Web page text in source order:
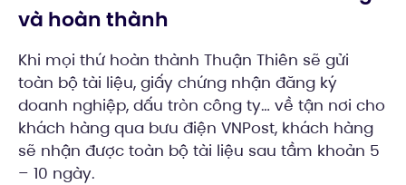
và hoàn thành
Khi mọi thứ hoàn thành Thuận Thiên sẽ gửi
toàn bộ tài liệu, giấy chứng nhận đăng ký
doanh nghiệp, dấu tròn công ty… về tận nơi cho
khách hàng qua bưu điện VNPost, khách hàng
sẽ nhận được toàn bộ tài liệu sau tầm khoản 5
– 10 ngày.